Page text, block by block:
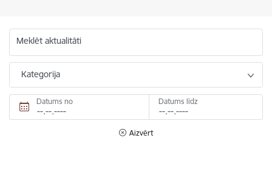
Meklēt aktualitāti
Kategorija
Datums no Datums līdz
Aizvērt